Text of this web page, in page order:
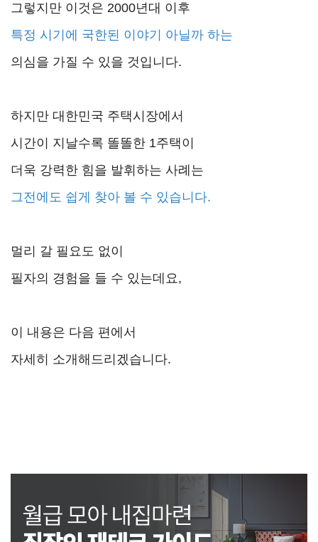
그렇지만 이것은 2000년대 이후
특정 시기에 국한된 이야기 아닐까 하는
의심을 가질 수 있을 것입니다.
하지만 대한민국 주택시장에서
시간이 지날수록 똘똘한 1주택이
더욱 강력한 힘을 발휘하는 사례는
그전에도 쉽게 찾아 볼 수 있습니다.
멀리 갈 필요도 없이
필자의 경험을 들 수 있는데요,
이 내용은 다음 편에서
자세히 소개해드리겠습니다.